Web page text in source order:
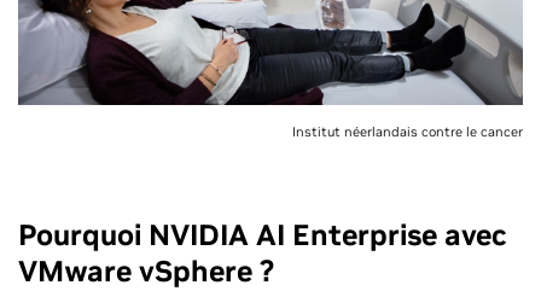
Institut néerlandais contre le cancer
Pourquoi NVIDIA AI Enterprise avec
VMware vSphere ?